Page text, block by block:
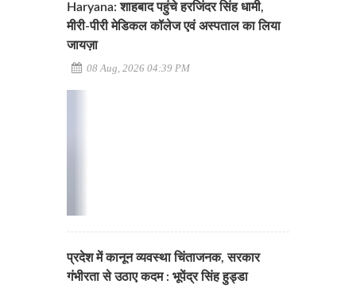
Haryana: शाहबाद पहुंचे हरजिंदर सिंह धामी,
मीरी-पीरी मेडिकल कॉलेज एवं अस्पताल का लिया
जायज़ा
08 Aug, 2026 04:39 PM
प्रदेश में कानून व्यवस्था चिंताजनक, सरकार
गंभीरता से उठाए कदम : भूपेंद्र सिंह हुड्डा